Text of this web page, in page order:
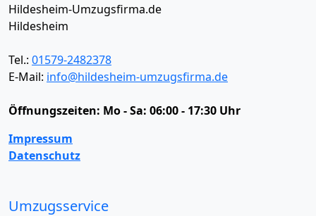
Hildesheim-Umzugsfirma.de
Hildesheim
Tel.: 01579-2482378
E-Mail: info@hildesheim-umzugsfirma.de
Öffnungszeiten: Mo - Sa: 06:00 - 17:30 Uhr
Impressum
Datenschutz
Umzugsservice